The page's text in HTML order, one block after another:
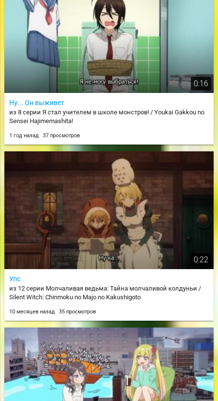
0:16
Ну... Он выживет
из 8 серии Я стал учителем в школе монстров! / Youkai Gakkou no
Sensei Hajimemashita!
1 год назад 37 просмотров
0:22
Упс
из 12 серии Молчаливая ведьма: Тайна молчаливой колдуньи /
Silent Witch: Chinmoku no Majo no Kakushigoto
10 месяцев назад 35 просмотров